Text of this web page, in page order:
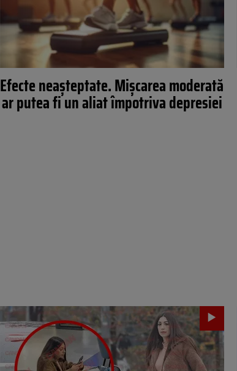
Efecte neașteptate. Mișcarea moderată
ar putea fi un aliat împotriva depresiei